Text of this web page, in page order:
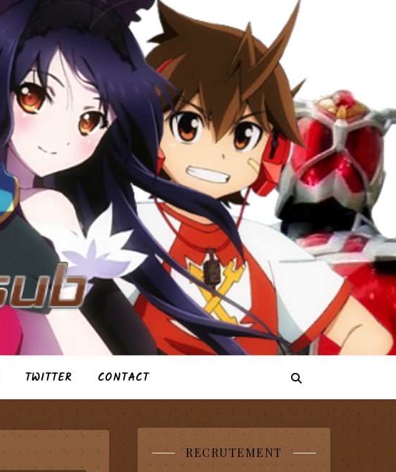
TWITTER CONTACT
RECRUTEMENT